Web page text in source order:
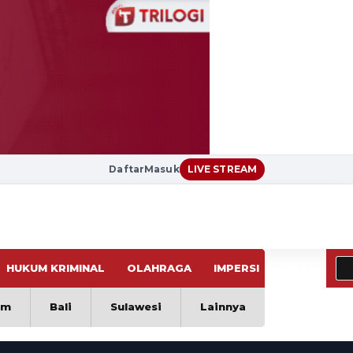
DaftarMasuk LIVE STREAM
HUKUM KRIMINAL OLAHRAGA IMPERSI
Bali Sulawesi Lainnya